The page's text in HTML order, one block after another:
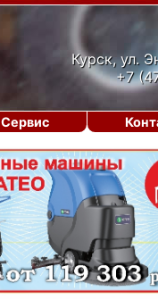
Курск, ул.
+7
Сервис